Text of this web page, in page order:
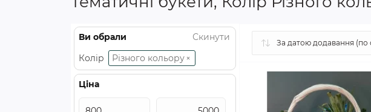
Ви обрали
Скинути
Колір
Різного кольору ×
Ціна